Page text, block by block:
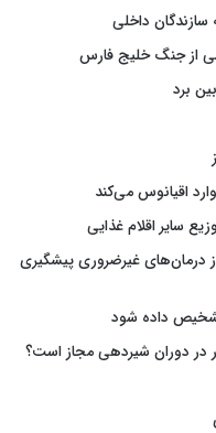
داخلی
از جنگ خلیج فارس
برد
اقیانوس می‌کند
سایر اقلام غذایی
غیرضروری پیشگیری
داده شود
در دوران شیردهی مجاز است؟